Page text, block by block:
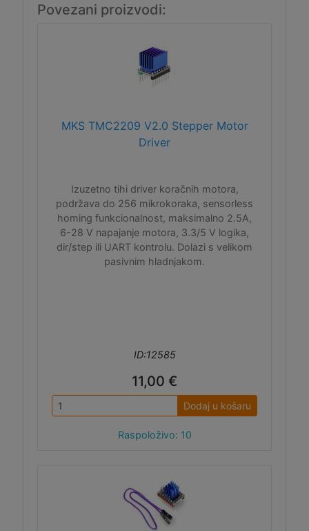
Povezani proizvodi:
MKS TMC2209 V2.0 Stepper Motor
Driver
Izuzetno tihi driver koračnih motora,
podržava do 256 mikrokoraka, sensorless
homing funkcionalnost, maksimalno 2.5A,
6-28 V napajanje motora, 3.3/5 V logika,
dir/step ili UART kontrolu. Dolazi s velikom
pasivnim hladnjakom.
ID:12585
11,00 €
Dodaj u košaru
Raspoloživo: 10